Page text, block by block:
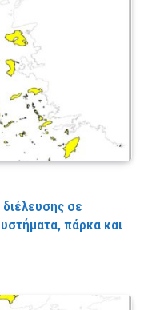
σε
πάρκα και